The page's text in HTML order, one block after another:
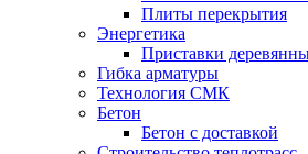
Плиты перекрытия
Энергетика
Приставки
Гибка арматуры
Технология СМК
Бетон
Бетон с доставкой